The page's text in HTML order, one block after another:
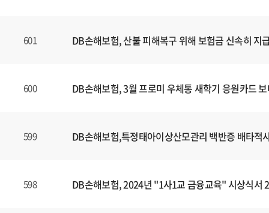
601 DB손해보험, 산불 피해복구 위해 보험금 신속히 지
600 DB손해보험, 3월 프로미 우체통 새학기 응원카드
599 DB손해보험,특정태아이상산모관리 백반증 배타적
598 DB손해보험, 2024년 "1사1교 금융교육" 시상식서